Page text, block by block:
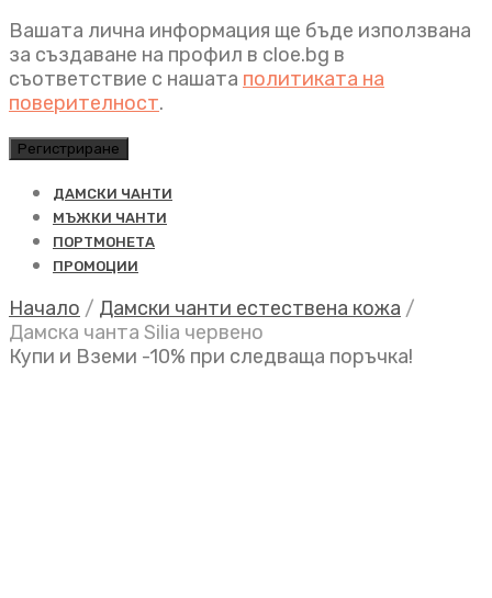
Вашата лична информация ще бъде използвана
за създаване на профил в cloe.bg в
съответствие с нашата политиката на
поверителност.
Регистриране
ДАМСКИ ЧАНТИ
МЪЖКИ ЧАНТИ
ПОРТМОНЕТА
ПРОМОЦИИ
Начало / Дамски чанти естествена кожа /
Дамска чанта Silia червено
Купи и Вземи -10% при следваща поръчка!